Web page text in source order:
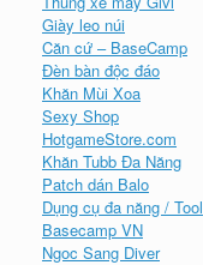
Giày leo núi
Căn cứ – BaseCamp
Đèn bàn độc đáo
Khăn Mùi Xoa
Sexy Shop
HotgameStore.com
Khăn Tubb Đa Năng
Patch dán Balo
Dụng cụ đa năng / Tool
Basecamp VN
Ngoc Sang Diver